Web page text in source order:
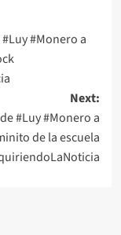
#Monero a
Next:
#Luy #Monero a
de la escuela